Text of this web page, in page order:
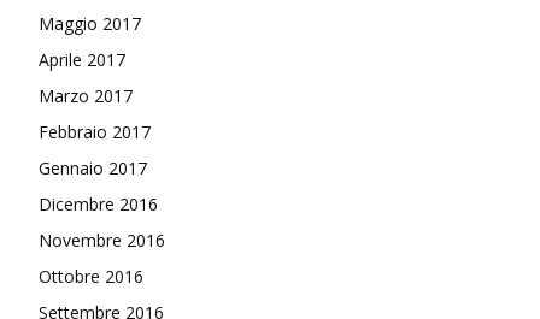
Maggio 2017
Aprile 2017
Marzo 2017
Febbraio 2017
Gennaio 2017
Dicembre 2016
Novembre 2016
Ottobre 2016
Settembre 2016